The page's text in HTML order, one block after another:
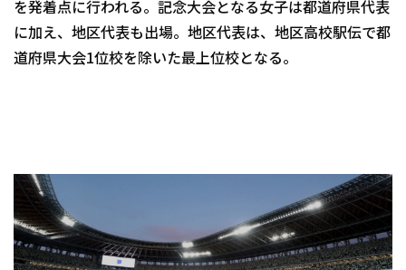
を発着点に行われる。記念大会となる女子は都道府県代表
に加え、地区代表も出場。地区代表は、地区高校駅伝で都
道府県大会1位校を除いた最上位校となる。